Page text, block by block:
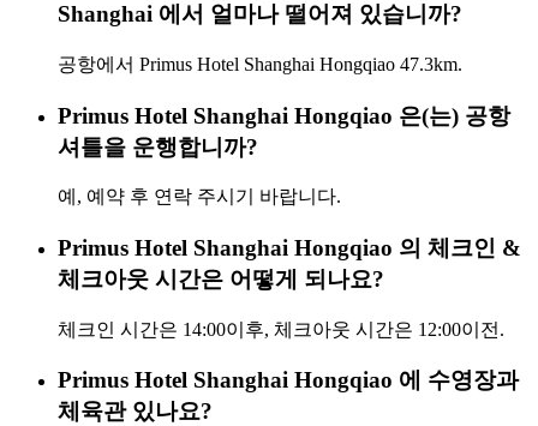
Shanghai 에서 얼마나 떨어져 있습니까?
공항에서 Primus Hotel Shanghai Hongqiao 47.3km.
Primus Hotel Shanghai Hongqiao 은(는) 공항
셔틀을 운행합니까?
예, 예약 후 연락 주시기 바랍니다.
Primus Hotel Shanghai Hongqiao 의 체크인 &
체크아웃 시간은 어떻게 되나요?
체크인 시간은 14:00이후, 체크아웃 시간은 12:00이전.
Primus Hotel Shanghai Hongqiao 에 수영장과
체육관 있나요?